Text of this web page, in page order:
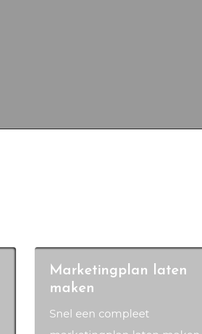
Marketingplan laten
maken
Snel een compleet